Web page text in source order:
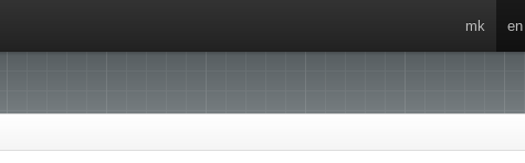
mk en